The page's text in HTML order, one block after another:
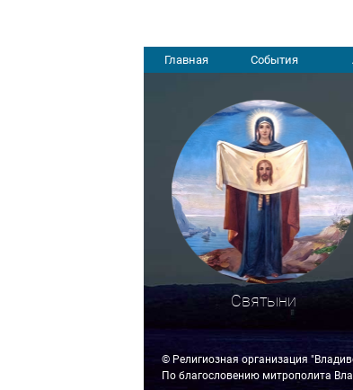
Главная События
Святыни
© Религиозная организация
По благословению митрополита